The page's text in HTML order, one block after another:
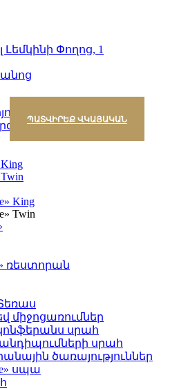
Լեմկինի Փողոց, 1
մասին
King
King
Twin
ռեստորան
միջոցառումներ
սրահ
սրահ
ծառայություններ
սպա
ՊԱՏՎԻՐԵՔ ՎԿԱՅԱԿԱՆ